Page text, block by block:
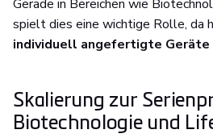
Gerade in Bereichen wie
spielt dies eine wichtige Rolle, da
individuell angefertigte Geräte
Skalierung zur
Biotechnologie und